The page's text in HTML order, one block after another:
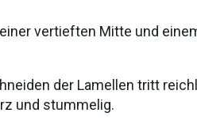
vertieften Mitte und
der Lamellen tritt
und stummelig.